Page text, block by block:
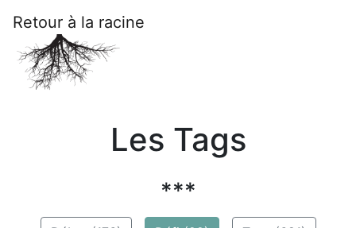
Retour à la racine
Les Tags
***